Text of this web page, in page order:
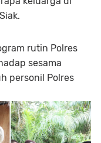
rutin Polres
sesama
personil Polres